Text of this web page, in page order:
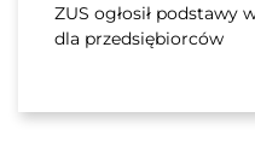
ZUS ogłosił podstawy
dla przedsiębiorców